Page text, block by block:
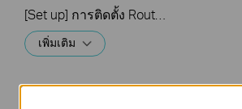
เพิ่มเติม